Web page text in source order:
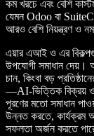
কম খরচে এবং বেশি
যেমন Odoo বা
আরও বেশি নিয়ন্ত্রণ ও
এয়ার এআই ও এর
উপযোগী সমাধান দেয়।
চান, কিংবা বড়
—AI-ভিত্তিক বিক্রয় ও
পূরণের মতো সমাধান
উন্নত করতে, কার্যক্রম
সফলতা অর্জন করতে